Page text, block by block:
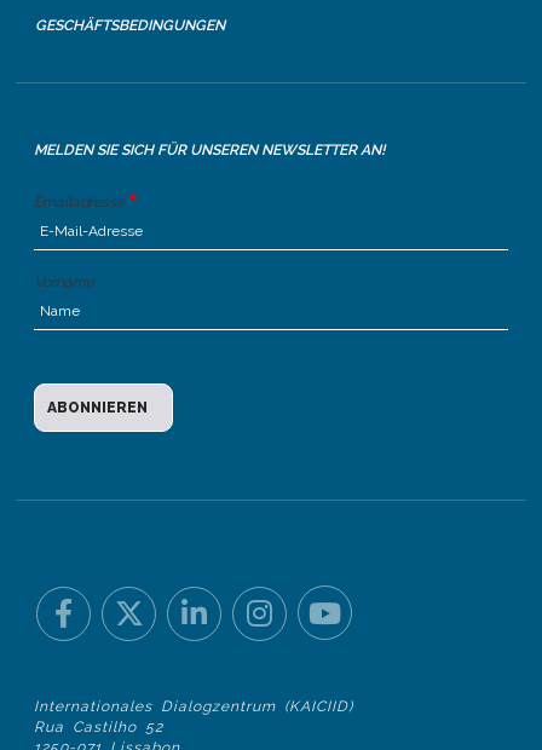
GESCHÄFTSBEDINGUNGEN
MELDEN SIE SICH FÜR UNSEREN NEWSLETTER AN!
Emailadresse
Vorname
Internationales Dialogzentrum (KAICIID)
Rua Castilho 52